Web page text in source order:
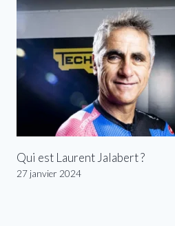
Qui est Laurent Jalabert ?
27 janvier 2024